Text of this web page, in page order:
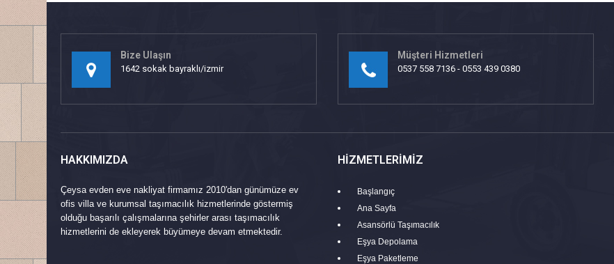
Bize Ulaşın
1642 sokak bayraklı/izmir
Müşteri Hizmetleri
0537 558 7136 - 0553 439 0380
HAKKIMIZDA
Çeysa evden eve nakliyat firmamız 2010'dan günümüze ev
ofis villa ve kurumsal taşımacılık hizmetlerinde göstermiş
olduğu başarılı çalışmalarına şehirler arası taşımacılık
hizmetlerini de ekleyerek büyümeye devam etmektedir.
HIZMETLERIMIZ
Başlangıç
Ana Sayfa
Asansörlü Taşımacılık
Eşya Depolama
Eşya Paketleme